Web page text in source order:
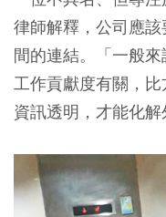
律師解釋，公司應
間的連結。「一般
工作貢獻度有關，
資訊透明，才能化解